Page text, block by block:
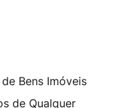
Bens Imóveis
de Qualquer